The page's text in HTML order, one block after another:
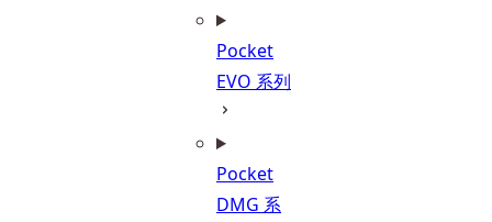
Pocket
EVO 系列
Pocket
DMG 系